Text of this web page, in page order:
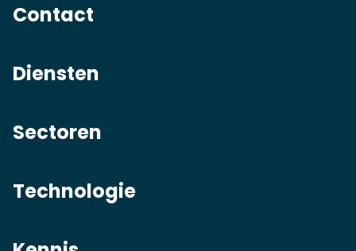
Contact
Diensten
Sectoren
Technologie